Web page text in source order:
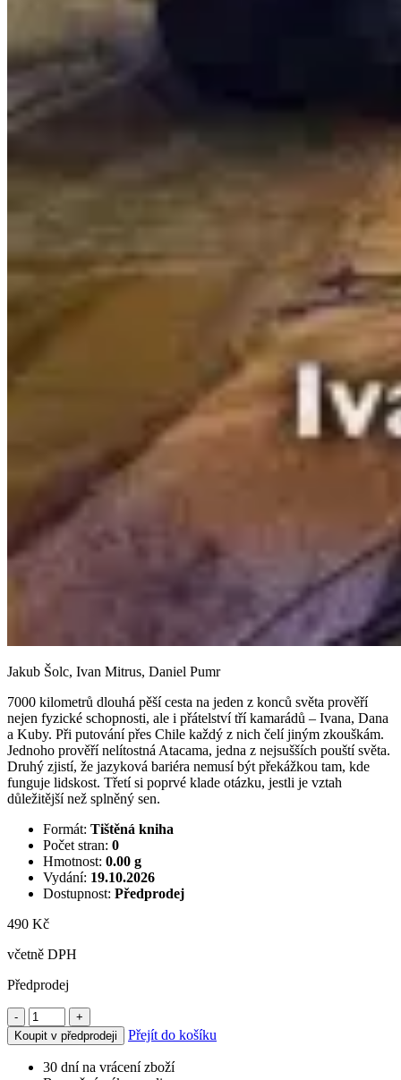
Jakub Šolc, Ivan Mitrus, Daniel Pumr
7000 kilometrů dlouhá pěší cesta na jeden z konců světa prověří
nejen fyzické schopnosti, ale i přátelství tří kamarádů – Ivana, Dana
a Kuby. Při putování přes Chile každý z nich čelí jiným zkouškám.
Jednoho prověří nelítostná Atacama, jedna z nejsušších pouští světa.
Druhý zjistí, že jazyková bariéra nemusí být překážkou tam, kde
funguje lidskost. Třetí si poprvé klade otázku, jestli je vztah
důležitější než splněný sen.
Formát: Tištěná kniha
Počet stran: 0
Hmotnost: 0.00 g
Vydání: 19.10.2026
Dostupnost: Předprodej
490 Kč
včetně DPH
Předprodej
-
+
Koupit v předprodeji
Přejít do košíku
30 dní na vrácení zboží